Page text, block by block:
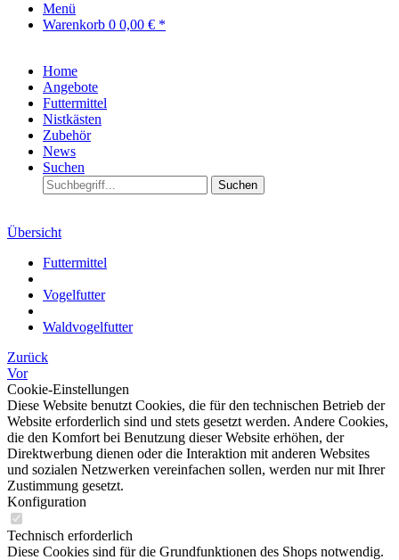
Menü
Warenkorb 0 0,00 € *
Home
Angebote
Futtermittel
Nistkästen
Zubehör
News
Suchen
Suchen
Übersicht
Futtermittel
Vogelfutter
Waldvogelfutter
Zurück
Vor
Cookie-Einstellungen
Diese Website benutzt Cookies, die für den technischen Betrieb der
Website erforderlich sind und stets gesetzt werden. Andere Cookies,
die den Komfort bei Benutzung dieser Website erhöhen, der
Direktwerbung dienen oder die Interaktion mit anderen Websites
und sozialen Netzwerken vereinfachen sollen, werden nur mit Ihrer
Zustimmung gesetzt.
Konfiguration
Technisch erforderlich
Diese Cookies sind für die Grundfunktionen des Shops notwendig.